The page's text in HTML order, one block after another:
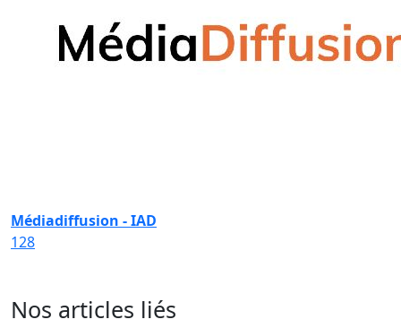
Médiadiffusion - IAD
128
Nos articles liés